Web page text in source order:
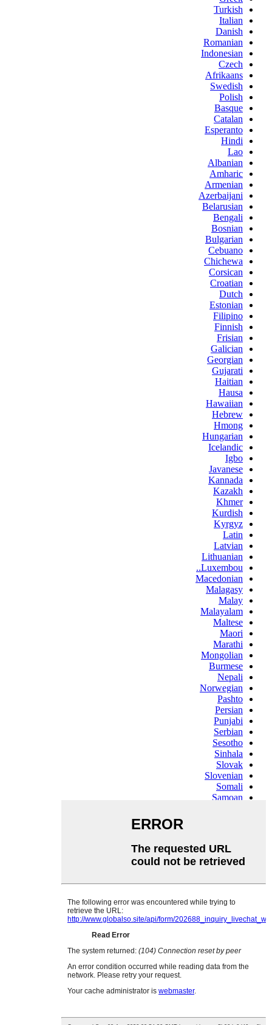
Turkish
Italian
Danish
Romanian
Indonesian
Czech
Afrikaans
Swedish
Polish
Basque
Catalan
Esperanto
Hindi
Lao
Albanian
Amharic
Armenian
Azerbaijani
Belarusian
Bengali
Bosnian
Bulgarian
Cebuano
Chichewa
Corsican
Croatian
Dutch
Estonian
Filipino
Finnish
Frisian
Galician
Georgian
Gujarati
Haitian
Hausa
Hawaiian
Hebrew
Hmong
Hungarian
Icelandic
Igbo
Javanese
Kannada
Kazakh
Khmer
Kurdish
Kyrgyz
Latin
Latvian
Lithuanian
Luxembou..
Macedonian
Malagasy
Malay
Malayalam
Maltese
Maori
Marathi
Mongolian
Burmese
Nepali
Norwegian
Pashto
Persian
Punjabi
Serbian
Sesotho
Sinhala
Slovak
Slovenian
Somali
Samoan
Swahili
Tajik
Telugu
Ukrainian
Urdu
Welsh
Xhosa
Yiddish
Tatar